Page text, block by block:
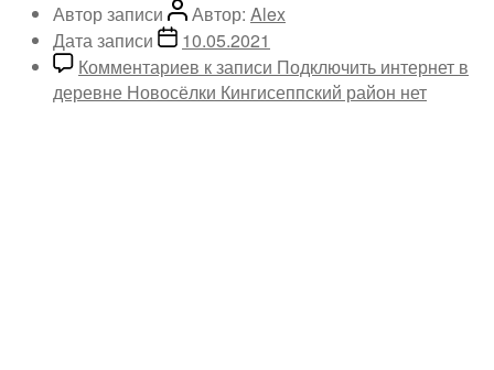
Автор записи Автор: Alex
Дата записи
10.05.2021
Комментариев к записи Подключить интернет в
деревне Новосёлки Кингисеппский район нет